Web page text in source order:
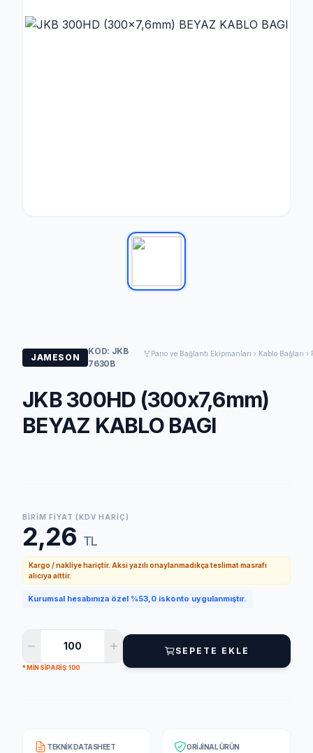
JAMESON
KOD: JKB
7630B
Pano ve Bağlantı Ekipmanları › Kablo Bağları ›
JKB 300HD (300x7,6mm)
BEYAZ KABLO BAGI
BIRIM FIYAT (KDV HARIÇ)
2,26 TL
Kargo / nakliye hariçtir. Aksi yazılı onaylanmadıkça teslimat masrafı
alıcıya aittir.
Kurumsal hesabınıza özel %53,0 iskonto uygulanmıştır.
* MIN SIPARIŞ: 100
SEPETE EKLE
TEKNIK DATASHEET ORIJINAL ÜRÜN